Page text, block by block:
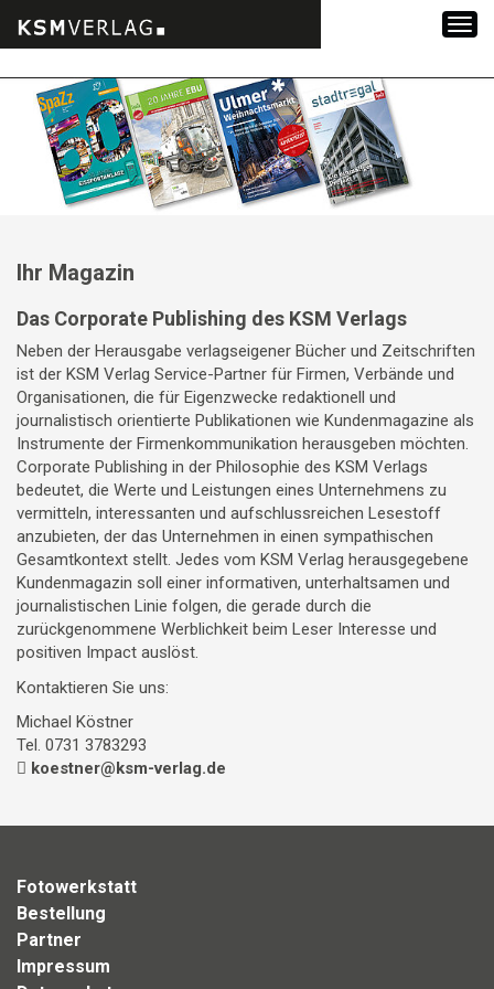
Inhalt
springen
Ihr Magazin
Das Corporate Publishing des KSM Verlags
Neben der Herausgabe verlagseigener Bücher und Zeitschriften
ist der KSM Verlag Service-Partner für Firmen, Verbände und
Organisationen, die für Eigenzwecke redaktionell und
journalistisch orientierte Publikationen wie Kundenmagazine als
Instrumente der Firmenkommunikation herausgeben möchten.
Corporate Publishing in der Philosophie des KSM Verlags
bedeutet, die Werte und Leistungen eines Unternehmens zu
vermitteln, interessanten und aufschlussreichen Lesestoff
anzubieten, der das Unternehmen in einen sympathischen
Gesamtkontext stellt. Jedes vom KSM Verlag herausgegebene
Kundenmagazin soll einer informativen, unterhaltsamen und
journalistischen Linie folgen, die gerade durch die
zurückgenommene Werblichkeit beim Leser Interesse und
positiven Impact auslöst.
Kontaktieren Sie uns:
Michael Köstner
Tel. 0731 3783293
koestner@ksm-verlag.de
Fotowerkstatt
Bestellung
Partner
Impressum